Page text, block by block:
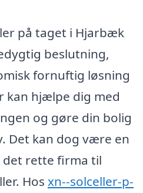
på taget i Hjarbæk
beslutning,
fornuftig løsning
kan hjælpe dig med
og gøre din bolig
Det kan dog være en
rette firma til
Hos xn--solceller-p-